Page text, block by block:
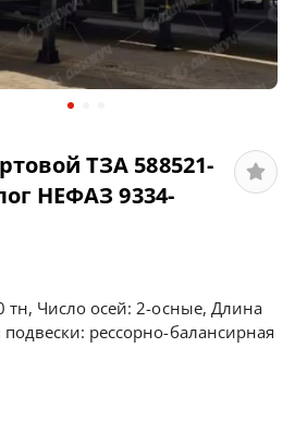
ТЗА 588521-
НЕФАЗ 9334-
тн, Число осей: 2-осные, Длина
рессорно-балансирная